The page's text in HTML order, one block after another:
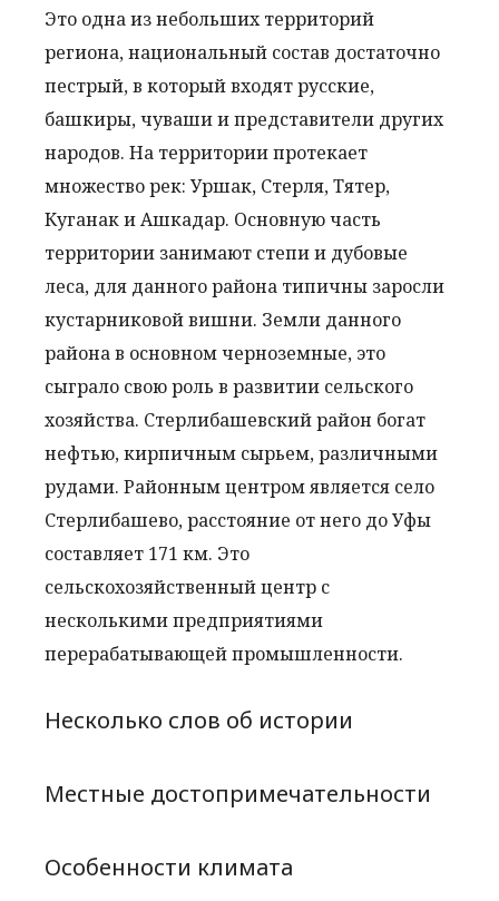
Это одна из небольших территорий
региона, национальный состав достаточно
пестрый, в который входят русские,
башкиры, чуваши и представители других
народов. На территории протекает
множество рек: Уршак, Стерля, Тятер,
Куганак и Ашкадар. Основную часть
территории занимают степи и дубовые
леса, для данного района типичны заросли
кустарниковой вишни. Земли данного
района в основном черноземные, это
сыграло свою роль в развитии сельского
хозяйства. Стерлибашевский район богат
нефтью, кирпичным сырьем, различными
рудами. Районным центром является село
Стерлибашево, расстояние от него до Уфы
составляет 171 км. Это
сельскохозяйственный центр с
несколькими предприятиями
перерабатывающей промышленности.
Несколько слов об истории
Местные достопримечательности
Особенности климата